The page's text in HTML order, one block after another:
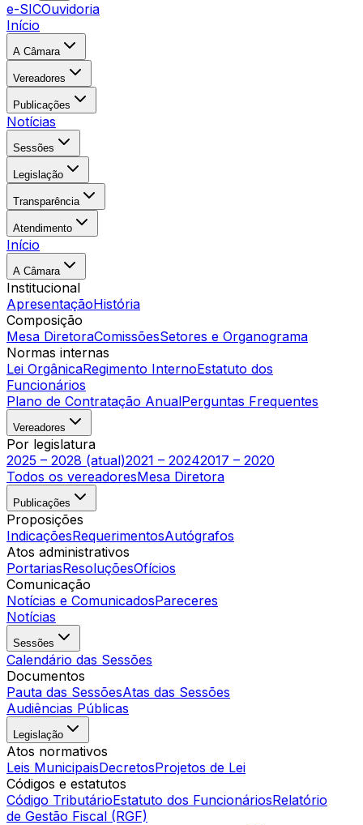
e-SICOuvidoria
Início
A Câmara
Vereadores
Publicações
Notícias
Sessões
Legislação
Transparência
Atendimento
Início
A Câmara
Institucional
ApresentaçãoHistória
Composição
Mesa DiretoraComissõesSetores e Organograma
Normas internas
Lei OrgânicaRegimento InternoEstatuto dos
Funcionários
Plano de Contratação AnualPerguntas Frequentes
Vereadores
Por legislatura
2025 – 2028 (atual)2021 – 20242017 – 2020
Todos os vereadoresMesa Diretora
Publicações
Proposições
IndicaçõesRequerimentosAutógrafos
Atos administrativos
PortariasResoluçõesOfícios
Comunicação
Notícias e ComunicadosPareceres
Notícias
Sessões
Calendário das Sessões
Documentos
Pauta das SessõesAtas das Sessões
Audiências Públicas
Legislação
Atos normativos
Leis MunicipaisDecretosProjetos de Lei
Códigos e estatutos
Código TributárioEstatuto dos FuncionáriosRelatório
de Gestão Fiscal (RGF)